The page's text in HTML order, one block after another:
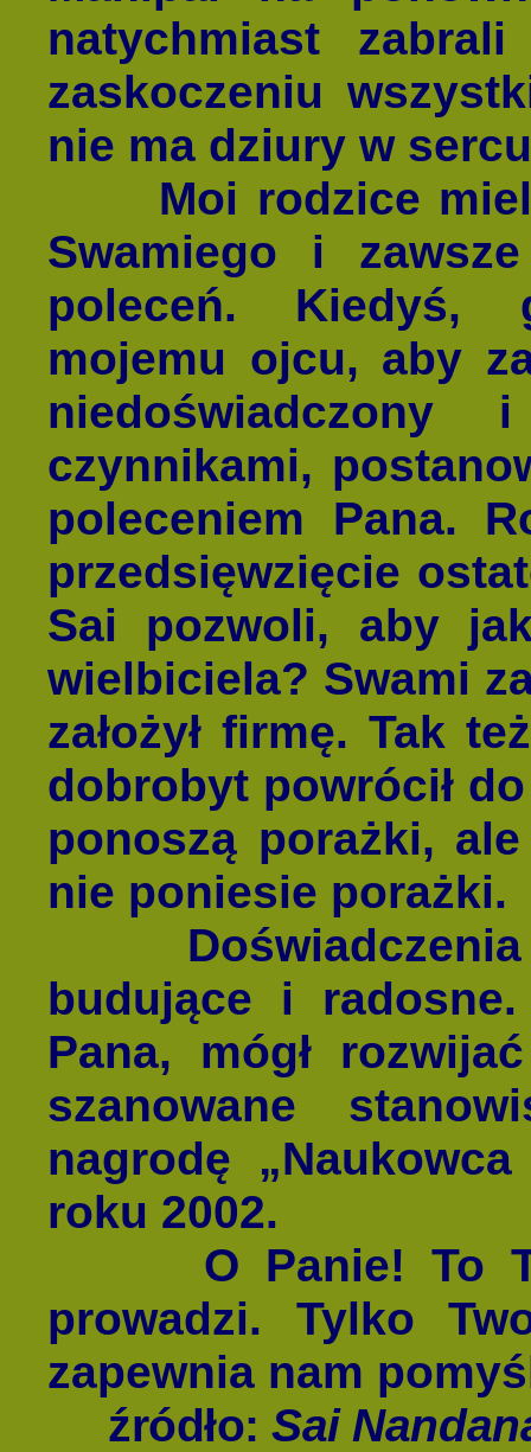
natychmiast
zaskoczeniu
nie ma dziury w
Moi rodzice mieli
Swamiego i
poleceń. Kiedyś,
mojemu ojcu, aby
niedoświadczony
czynnikami,
poleceniem Pana.
przedsięwzięcie
Sai pozwoli, aby
wielbiciela? Swami
założył firmę. Tak
dobrobyt powrócił
ponoszą porażki,
nie poniesie porażki.
Doświadczenia z
budujące i
Pana, mógł
szanowane
nagrodę
roku 2002.
O Panie! To
prowadzi. Tylko
zapewnia nam
źródło:Sai